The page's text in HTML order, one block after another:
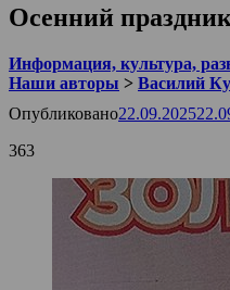
Осенний праздник
Информация, культура,
Наши авторы > Василий
Опубликовано22.09.2025
363